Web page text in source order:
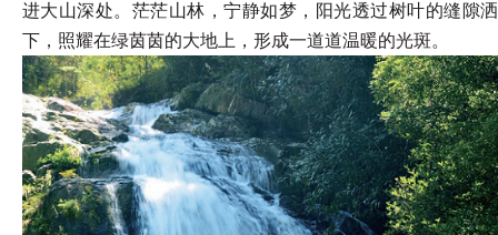
进大山深处。茫茫山林，宁静如梦，阳光透过树叶的缝隙洒
下，照耀在绿茵茵的大地上，形成一道道温暖的光斑。